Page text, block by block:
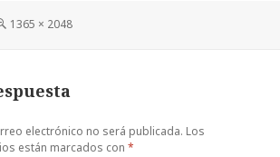
Tamaño
1365 × 2048
electrónico no será publicada. Los
están marcados con*